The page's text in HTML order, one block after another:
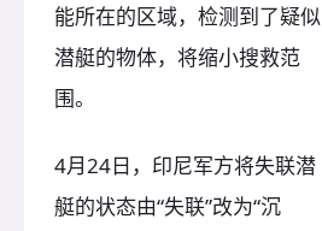
能所在的区域，检测到了疑似
潜艇的物体，将缩小搜救范
围。
4月24日，印尼军方将失联潜
艇的状态由“失联”改为“沉